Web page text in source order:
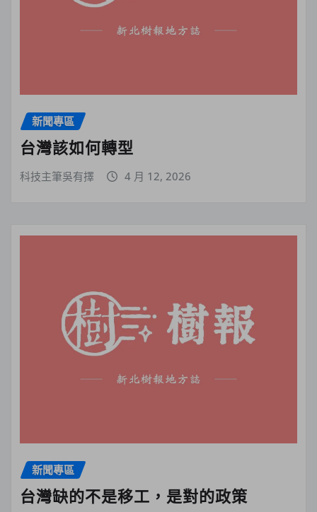
新聞專區
台灣該如何轉型
科技主筆吳有擇 4 月 12, 2026
新聞專區
台灣缺的不是移工，是對的政策